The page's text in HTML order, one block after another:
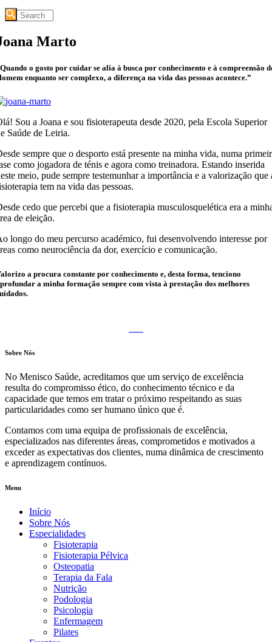
Marto
o gosto por cuidar se alia à busca por conhecimento e à compreensão
enquanto ser complexo, a diferença na vida das pessoas acontece.”
Sou a Joana e sou fisioterapeuta desde 2020, pela Escola Superior
Saúde de Leiria.
sempre que o desporto está presente na minha vida, numa
como jogadora de ténis e agora como treinadora. Estando inserida
meio, pude sempre testemunhar a importância e a valorização que
tem na vida das pessoas.
cedo que percebi que a fisioterapia musculosquelética era a
de eleição.
longo do meu percurso académico, fui desenvolvendo interesse por
como neurociência da dor, exercício e comunicação.
a procura constante por conhecimento e, desta forma, tenciono
a minha formação sempre com vista à prestação dos melhores
Sobre Nós
No Menisco Saúde, acreditamos que um serviço de excelência
resulta do compromisso ético, do conhecimento técnico e da
capacidade que temos em tratar o próximo respeitando as suas
particularidades como ser humano único que é.
Contamos com uma equipa de profissionais de excelência,
especializados nas diferentes áreas, comprometidos e motivados a
exceder as expectativas dos clientes, numa dinâmica de crescimento
e aprendizagem contínuos.
Menu
Início
Sobre Nós
Especialidades
Fisioterapia
Fisioterapia Pélvica
Osteopatia
Terapia da Fala
Nutrição
Podologia
Psicologia
Enfermagem
Pilates